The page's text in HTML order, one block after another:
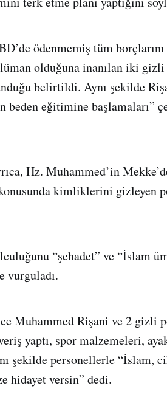
ödenmemiş tüm
olduğuna inanılan iki
belirtildi. Aynı şekilde
beden eğitimine başlamaları”
Hz. Muhammed’in
kimliklerini gizleyen
“şehadet” ve “İslam
vurguladı.
Muhammed Rişani ve 2 gizli
yaptı, spor malzemeleri,
şekilde personellerle “İslam,
hidayet versin” dedi.